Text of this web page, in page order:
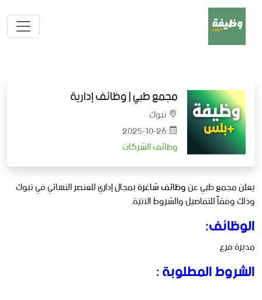
مجمع طبي | وظائف إدارية
تبوك
2025-10-26
وظائف الشركات
يعلن مجمع طبي عنوظائف شاغرةبمجال إداري للعنصر النسائي في تبوك
وذلك وفقاً للتفاصيل والشروط الآتية.
الوظائف:
مديرة فرع
الشروط المطلوبة :